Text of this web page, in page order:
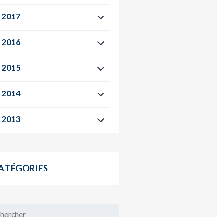
2017
2016
2015
2014
2013